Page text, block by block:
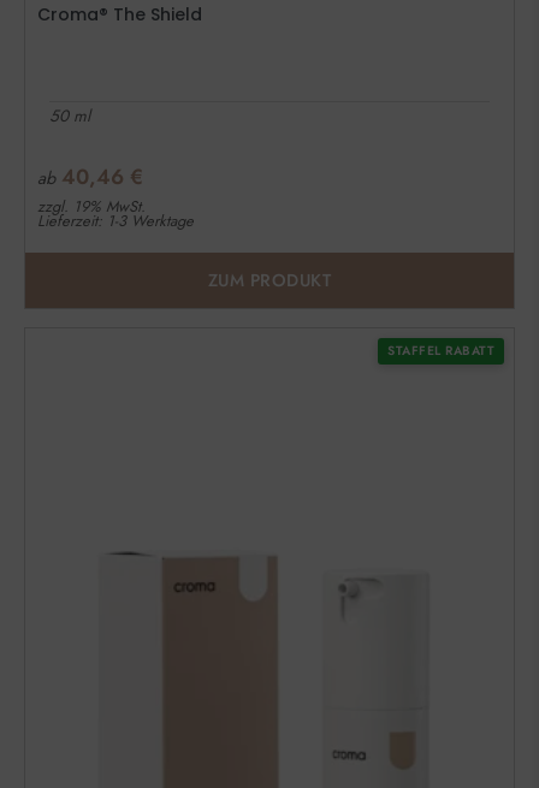
Croma® The Shield
50 ml
ab 40,46 €
zzgl. 19% MwSt.
Lieferzeit: 1-3 Werktage
ZUM PRODUKT
STAFFEL RABATT